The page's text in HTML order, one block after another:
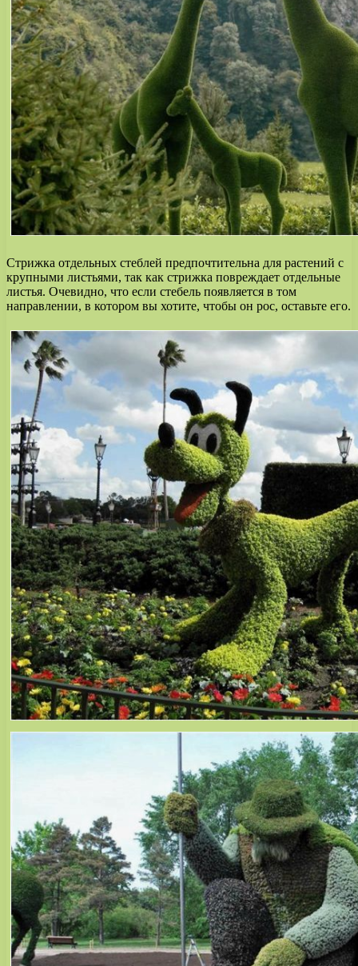
Стрижка отдельных стеблей предпочтительна для растений с
крупными листьями, так как стрижка повреждает отдельные
листья. Очевидно, что если стебель появляется в том
направлении, в котором вы хотите, чтобы он рос, оставьте его.